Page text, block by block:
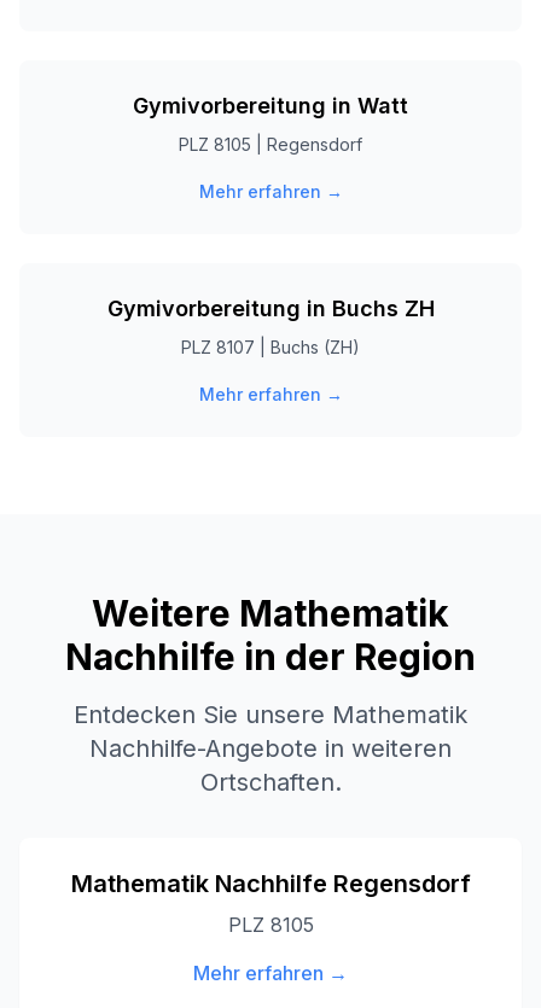
Gymivorbereitung in Watt
PLZ 8105 Regensdorf
Mehr erfahren →
Gymivorbereitung in Buchs ZH
PLZ 8107 Buchs (ZH)
Mehr erfahren →
Weitere Mathematik
Nachhilfe in der Region
Entdecken Sie unsere Mathematik
Nachhilfe-Angebote in weiteren
Ortschaften.
Mathematik Nachhilfe Regensdorf
PLZ 8105
Mehr erfahren →